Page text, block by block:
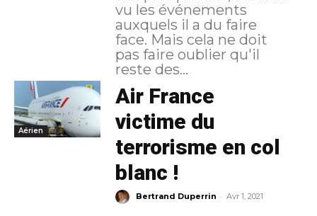
vu les événements
auxquels il a du faire
face. Mais cela ne doit
pas faire oublier qu'il
reste des...
Aérien
Air France
victime du
terrorisme en col
blanc !
Bertrand Duperrin - Avr 1, 2021